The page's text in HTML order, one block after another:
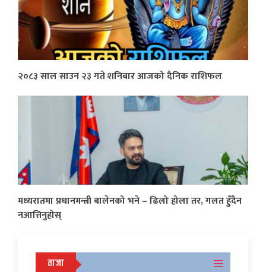
२०८३ साल साउन २३ गते शनिबार आजको दैनिक राशिफल
मध्यरातमा प्रधानमन्त्री बालेनको भने – ढिलो होला तर, गलत हुँदैन
नआत्तिनुहोस्
ताजा